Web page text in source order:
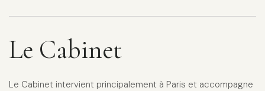
Le Cabinet
Le Cabinet intervient principalement à Paris et accompagne